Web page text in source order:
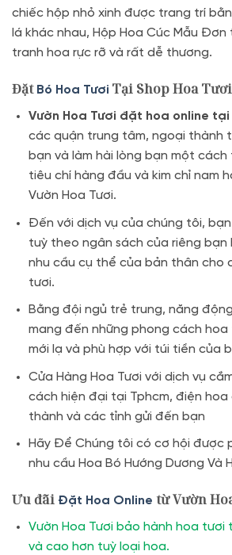
chiếc hộp nhỏ xinh được trang trí
lá khác nhau, Hộp Hoa Cúc Mẫu
tranh hoa rực rỡ và rất dễ thương.
Đặt Bó Hoa Tươi Tại Shop Hoa
Vườn Hoa Tươi đặt hoa online tại
các quận trung tâm, ngoại thành
bạn và làm hài lòng bạn một
tiêu chí hàng đầu và kim chỉ nam
Vườn Hoa Tươi.
Đến với dịch vụ của chúng tôi,
tuỳ theo ngân sách của riêng
nhu cầu cụ thể của bản thân cho
tươi.
Bằng đội ngủ trẻ trung, năng
mang đến những phong cách
mới lạ và phù hợp với túi tiền của
Cửa Hàng Hoa Tươi với dịch vụ
cách hiện đại tại Tphcm, điện hoa
thành và các tỉnh gửi đến bạn
Hãy Để Chúng tôi có cơ hội được
nhu cầu Hoa Bó Hướng Dương Và
Ưu đãi Đặt Hoa Online từ Vườn
Vườn Hoa Tươi bảo hành hoa tươi
và cao hơn tuỳ loại hoa.